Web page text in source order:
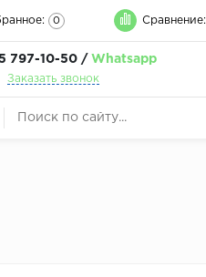
0 Сравнение:
797-10-50 / Whatsapp
Заказать звонок